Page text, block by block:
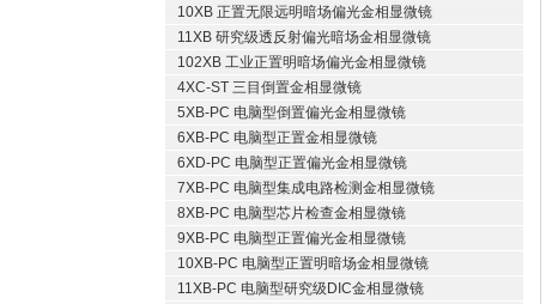
10XB 正置无限远明暗场偏光金相显微镜
11XB 研究级透反射偏光暗场金相显微镜
102XB 工业正置明暗场偏光金相显微镜
4XC-ST 三目倒置金相显微镜
5XB-PC 电脑型倒置偏光金相显微镜
6XB-PC 电脑型正置金相显微镜
6XD-PC 电脑型正置偏光金相显微镜
7XB-PC 电脑型集成电路检测金相显微镜
8XB-PC 电脑型芯片检查金相显微镜
9XB-PC 电脑型正置偏光金相显微镜
10XB-PC 电脑型正置明暗场金相显微镜
11XB-PC 电脑型研究级DIC金相显微镜